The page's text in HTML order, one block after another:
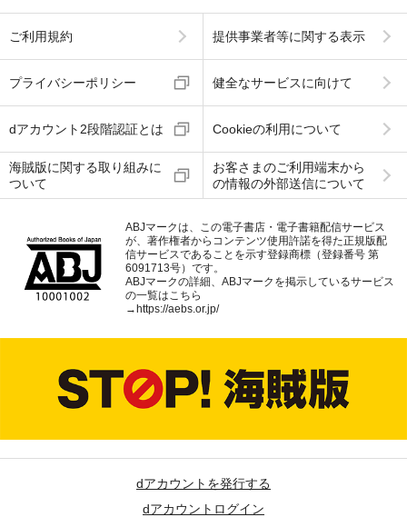
ご利用規約 提供事業者等に関する表示
プライバシーポリシー 健全なサービスに向けて
dアカウント2段階認証とは Cookieの利用について
海賊版に関する取り組みに
ついて
お客さまのご利用端末から
の情報の外部送信について
ABJマークは、この電子書店・電子書籍配信サービス
が、著作権者からコンテンツ使用許諾を得た正規版配
信サービスであることを示す登録商標（登録番号 第
6091713号）です。
ABJマークの詳細、ABJマークを掲示しているサービス
の一覧はこちら
→ https://aebs.or.jp/
dアカウントを発行する
dアカウントログイン